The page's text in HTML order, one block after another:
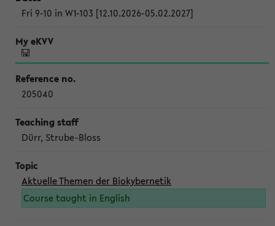
Fri 9-10 in W1-103 [12.10.2026-05.02.2027]
205040
Dürr, Strube-Bloss
Aktuelle Themen der Biokybernetik
Course taught in English